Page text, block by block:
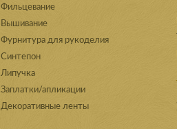
Фильцевание
Вышивание
Фурнитура для рукоделия
Синтепон
Липучка
Заплатки/апликации
Декоративные ленты